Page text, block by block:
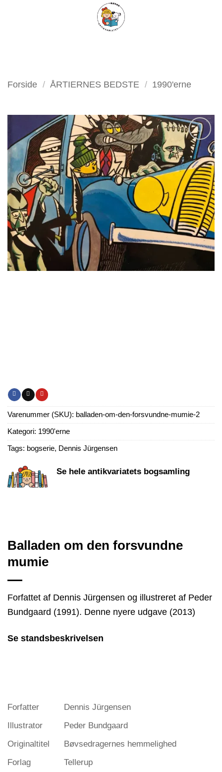
FILTER
Forside / ÅRTIERNES BEDSTE / 1990'erne
Tilføj
som
favorit
Varenummer (SKU): balladen-om-den-forsvundne-mumie-2
Kategori: 1990'erne
Tags: bogserie, Dennis Jürgensen
Se hele antikvariatets bogsamling
Balladen om den forsvundne
mumie
Forfattet af Dennis Jürgensen og illustreret af Peder
Bundgaard (1991). Denne nyere udgave (2013)
Se standsbeskrivelsen
Forfatter
Dennis Jürgensen
Illustrator
Peder Bundgaard
Originaltitel
Bøvsedragernes hemmelighed
Forlag
Tellerup